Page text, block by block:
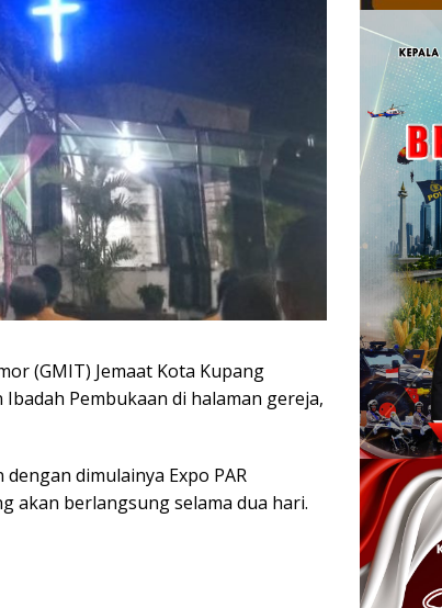
(GMIT) Jemaat Kota Kupang
Pembukaan di halaman gereja,
dimulainya Expo PAR
akan berlangsung selama dua hari.